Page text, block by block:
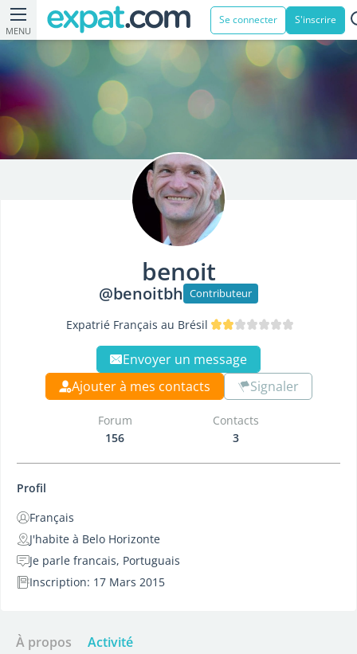
MENU
Se connecter S'inscrire
benoit
@benoitbh Contributeur
Expatrié Français au Brésil
Envoyer un message
Ajouter à mes contacts
Signaler
Forum
156
Contacts
3
Profil
Français
J'habite à Belo Horizonte
Je parle francais, Portuguais
Inscription: 17 Mars 2015
À propos Activité